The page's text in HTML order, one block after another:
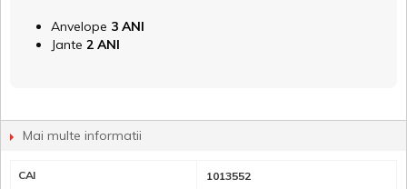
Anvelope 3 ANI
Jante 2 ANI
Mai multe informatii
CAI 1013552